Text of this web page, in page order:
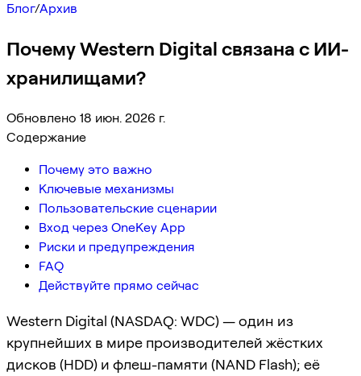
Блог/Архив
Почему Western Digital связана с ИИ-
хранилищами?
Обновлено 18 июн. 2026 г.
Содержание
Почему это важно
Ключевые механизмы
Пользовательские сценарии
Вход через OneKey App
Риски и предупреждения
FAQ
Действуйте прямо сейчас
Western Digital (NASDAQ: WDC) — один из
крупнейших в мире производителей жёстких
дисков (HDD) и флеш-памяти (NAND Flash); её